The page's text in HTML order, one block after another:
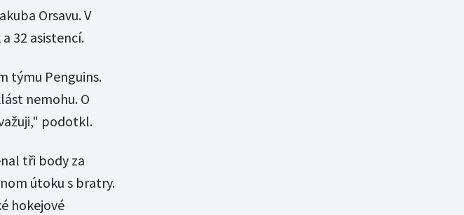
Orsavu. V
32 asistencí.
týmu Penguins.
nemohu. O
podotkl.
tři body za
útoku s bratry.
hokejové